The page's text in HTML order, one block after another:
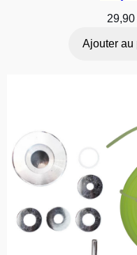
29,90
Ajouter au